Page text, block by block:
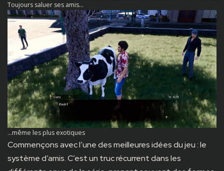
Toujours saluer ses amis…
…même les plus exotiques
Commençons avec l’une des meilleures idées du jeu : le
système d’amis. C’est un truc récurrent dans les